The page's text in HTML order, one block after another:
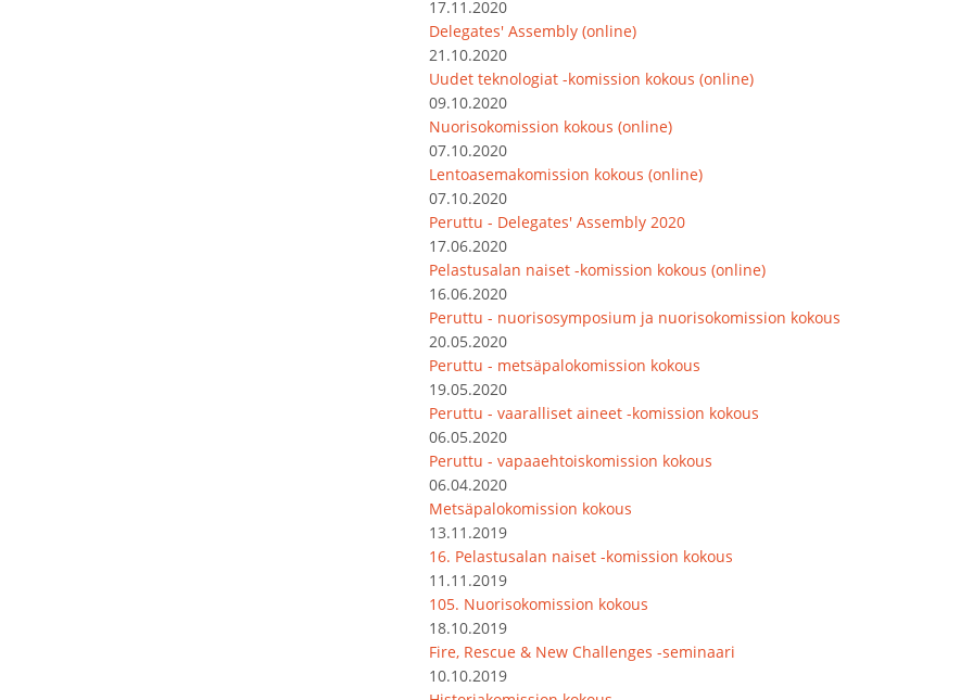
17.11.2020
Delegates' Assembly (online)
21.10.2020
Uudet teknologiat -komission kokous (online)
09.10.2020
Nuorisokomission kokous (online)
07.10.2020
Lentoasemakomission kokous (online)
07.10.2020
Peruttu - Delegates' Assembly 2020
17.06.2020
Pelastusalan naiset -komission kokous (online)
16.06.2020
Peruttu - nuorisosymposium ja nuorisokomission kokous
20.05.2020
Peruttu - metsäpalokomission kokous
19.05.2020
Peruttu - vaaralliset aineet -komission kokous
06.05.2020
Peruttu - vapaaehtoiskomission kokous
06.04.2020
Metsäpalokomission kokous
13.11.2019
16. Pelastusalan naiset -komission kokous
11.11.2019
105. Nuorisokomission kokous
18.10.2019
Fire, Rescue & New Challenges -seminaari
10.10.2019